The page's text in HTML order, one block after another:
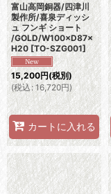
富山高岡銅器/四津川
製作所/喜泉ディッシ
ュ フンギ ショート
/GOLD/W100×D87×
H20 [TO-SZG001]
15,200円(税別)
(税込: 16,720円)
カートに入れる